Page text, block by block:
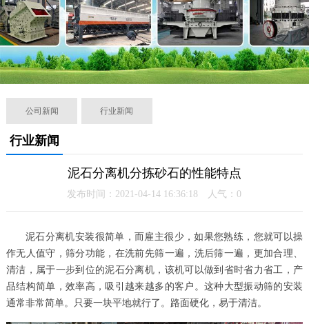
公司新闻 行业新闻
行业新闻
泥石分离机分拣砂石的性能特点
发布时间：2021-04-14 16:36:18 人气： 0
泥石分离机安装很简单，而雇主很少，如果您熟练，您就可以操
作无人值守，筛分功能，在洗前先筛一遍，洗后筛一遍，更加合理、
清洁，属于一步到位的泥石分离机，该机可以做到省时省力省工，产
品结构简单，效率高，吸引越来越多的客户。这种大型振动筛的安装
通常非常简单。只要一块平地就行了。路面硬化，易于清洁。